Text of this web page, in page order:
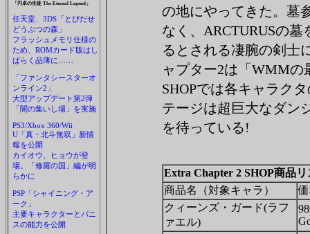
「円卓の生徒 The Eternal Legend」
任天堂、3DS「とびだせ
どうぶつの森」
フラッシュメモリ仕様の
ため、ROMカード版はし
ばらく品薄に……
「ファンタシースターオ
ンライン2」
大型アップデート第2弾
「闇の集いし場」を実施
PS3/Xbox 360/Wii
U「真・北斗無双」新情
報を公開
カイオウ、ヒョウが登
場。「修羅の国」編が明
らかに
PSP「シャイニング・ア
ーク」
主要キャラクターとパニ
スの能力を公開
の地にやってきた。墓
なく、ARCTURUSの墓
るとされる凄腕の剣
ャプター2は「WMM
SHOPでは各キャラク
テージは超巨大なダン
を待っている!
Extra Chapter 2 SHOP商品リ
商品名（対象キャラ）
クィーンズ・ガード(ラフ
ァエル)